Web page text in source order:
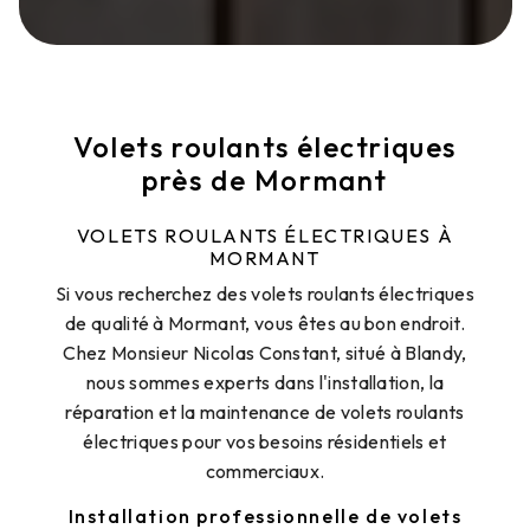
Volets roulants électriques
près de Mormant
VOLETS ROULANTS ÉLECTRIQUES À
MORMANT
Si vous recherchez des volets roulants électriques
de qualité à Mormant, vous êtes au bon endroit.
Chez Monsieur Nicolas Constant, situé à Blandy,
nous sommes experts dans l'installation, la
réparation et la maintenance de volets roulants
électriques pour vos besoins résidentiels et
commerciaux.
Installation professionnelle de volets